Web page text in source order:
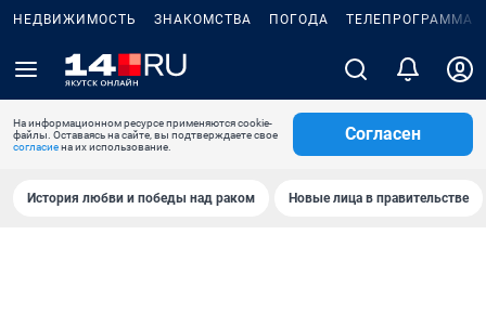
НЕДВИЖИМОСТЬ ЗНАКОМСТВА ПОГОДА ТЕЛЕПРОГРАММА
На информационном ресурсе применяются cookie-
файлы. Оставаясь на сайте, вы подтверждаете свое
согласиена их использование.
Согласен
История любви и победы над раком Новые лица в правительстве